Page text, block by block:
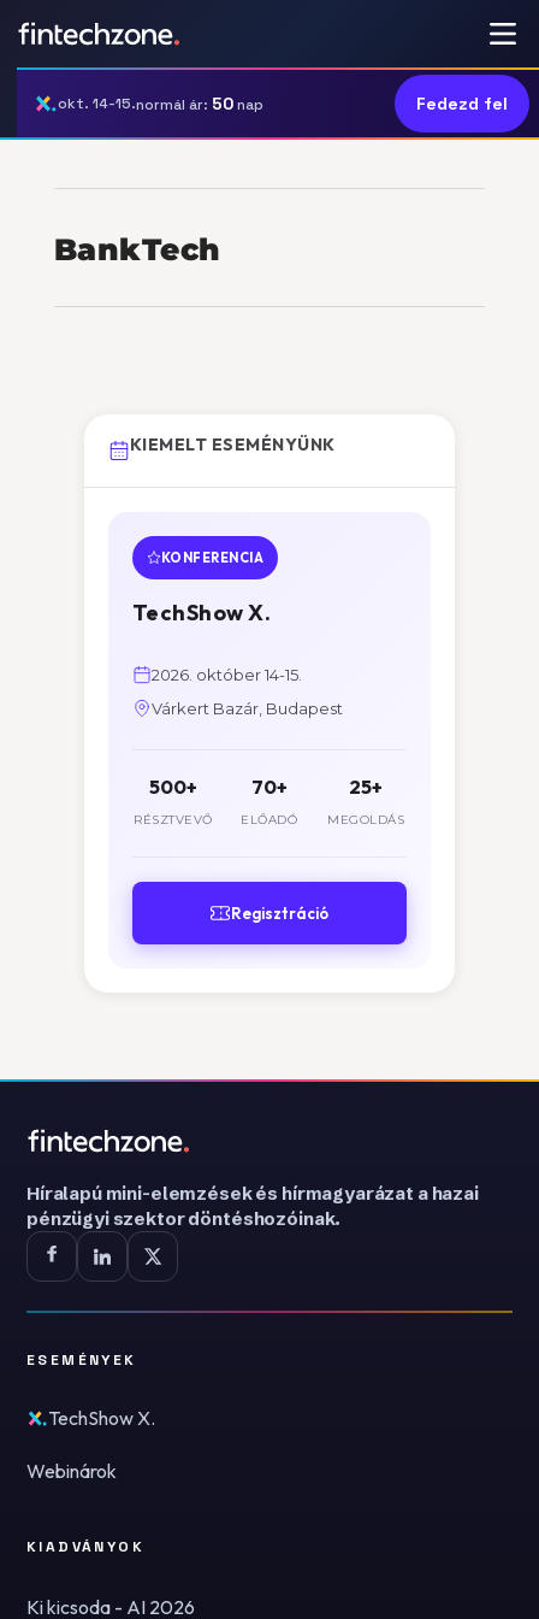
okt. 14-15.normál ár: 50nap Fedezd fel
BankTech
KIEMELT ESEMÉNYÜNK
KONFERENCIA
TechShow X.
2026. október 14-15.
Várkert Bazár, Budapest
500+
RÉSZTVEVŐ
70+
ELŐADÓ
25+
MEGOLDÁS
Regisztráció
Híralapú mini-elemzések és hírmagyarázat a hazai
pénzügyi szektor döntéshozóinak.
ESEMÉNYEK
TechShow X.
Webinárok
KIADVÁNYOK
Ki kicsoda - AI 2026